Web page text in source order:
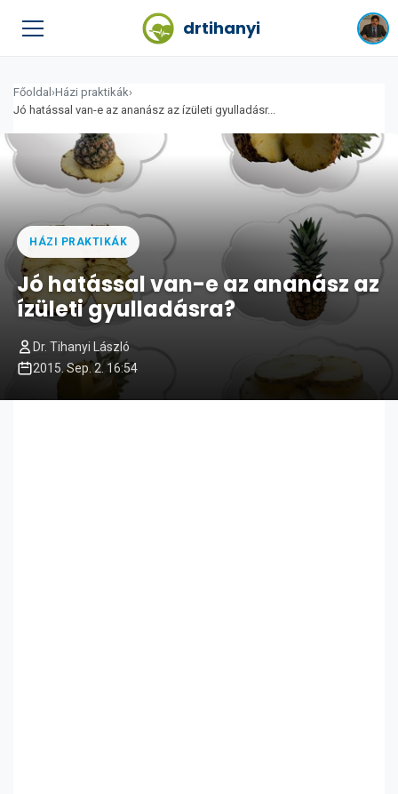
drtihanyi
Főoldal ›Házi praktikák›
Jó hatással van-e az ananász az ízületi gyulladásr...
HÁZI PRAKTIKÁK
Jó hatással van-e az ananász az
ízületi gyulladásra?
Dr. Tihanyi László
2015. Sep. 2. 16:54